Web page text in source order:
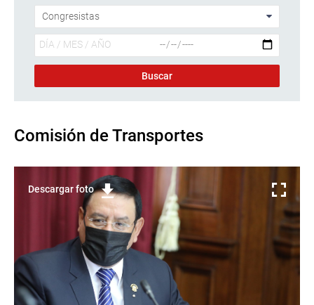
Comisión de Transportes
Descargar foto